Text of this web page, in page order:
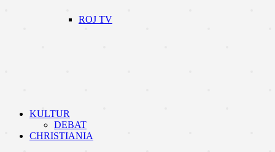
ROJ TV
KULTUR
DEBAT
CHRISTIANIA